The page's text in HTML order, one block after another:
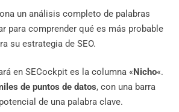
un análisis completo de palabras
para comprender qué es más probable
su estrategia de SEO.
en SECockpit es la columna «Nicho«.
de puntos de datos, con una barra
de una palabra clave.